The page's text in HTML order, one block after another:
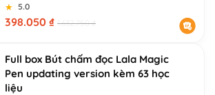
★
★ 5.0
398.050 ₫ 1.632.750₫
Full box Bút chấm đọc Lala Magic
Pen updating version kèm 63 học
liệu